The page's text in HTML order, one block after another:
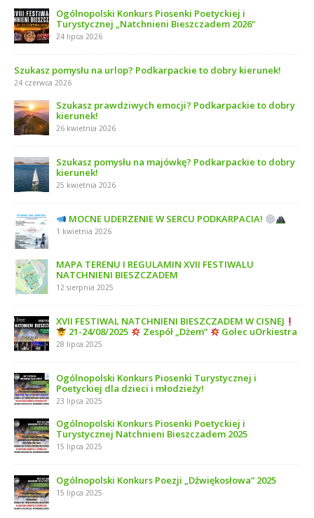
Ogólnopolski Konkurs Piosenki Poetyckiej i
Turystycznej „Natchnieni Bieszczadem 2026”
24 lipca 2026
Szukasz pomysłu na urlop? Podkarpackie to dobry kierunek!
24 czerwca 2026
Szukasz prawdziwych emocji? Podkarpackie to dobry
kierunek!
26 kwietnia 2026
Szukasz pomysłu na majówkę? Podkarpackie to dobry
kierunek!
25 kwietnia 2026
MOCNE UDERZENIE W SERCU PODKARPACIA!
1 kwietnia 2026
MAPA TERENU I REGULAMIN XVII FESTIWALU
NATCHNIENI BIESZCZADEM
12 sierpnia 2025
XVII FESTIWAL NATCHNIENI BIESZCZADEM W CISNEJ
21-24/08/2025
Zespół „Dżem” Golec uOrkiestra
28 lipca 2025
Ogólnopolski Konkurs Piosenki Turystycznej i
Poetyckiej dla dzieci i młodzieży!
23 lipca 2025
Ogólnopolski Konkurs Piosenki Poetyckiej i
Turystycznej Natchnieni Bieszczadem 2025
15 lipca 2025
Ogólnopolski Konkurs Poezji „Dźwiękosłowa” 2025
15 lipca 2025